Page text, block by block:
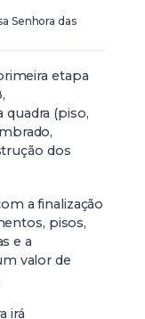
Senhora das
etapa
(piso,
dos
a finalização
pisos,
e a
valor de
irá